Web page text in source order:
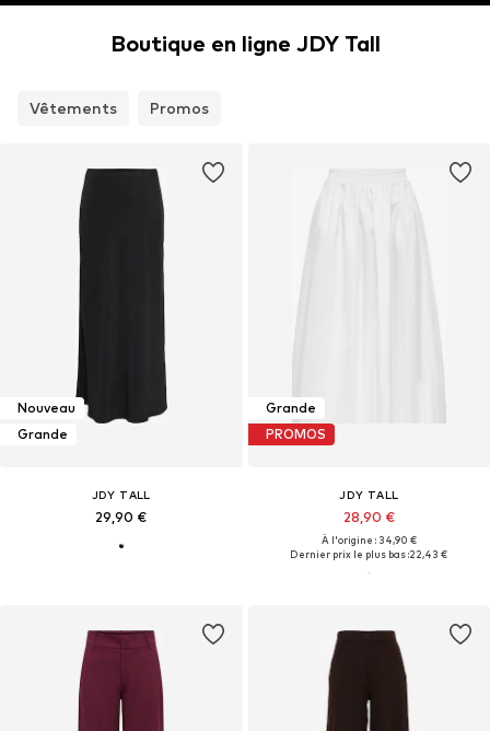
Boutique en ligne JDY Tall
Vêtements Promos
Nouveau
Grande
JDY TALL
29,90 €
Grande
PROMOS
JDY TALL
28,90 €
À l'origine : 34,90 €
Dernier prix le plus bas :22,43 €